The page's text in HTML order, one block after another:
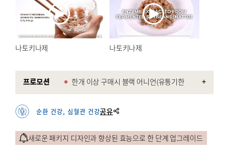
나토키나제 나토키나제
프로모션
한개 이상 구매시 블랙 어니언(유통기한
2027-10) 증정.
+
순환 건강, 심혈관 건강공유
새로운 패키지 디자인과 향상된 효능으로 한 단계 업그레이드
고국선물
특등한우
전통해산물
꽃배달
과일